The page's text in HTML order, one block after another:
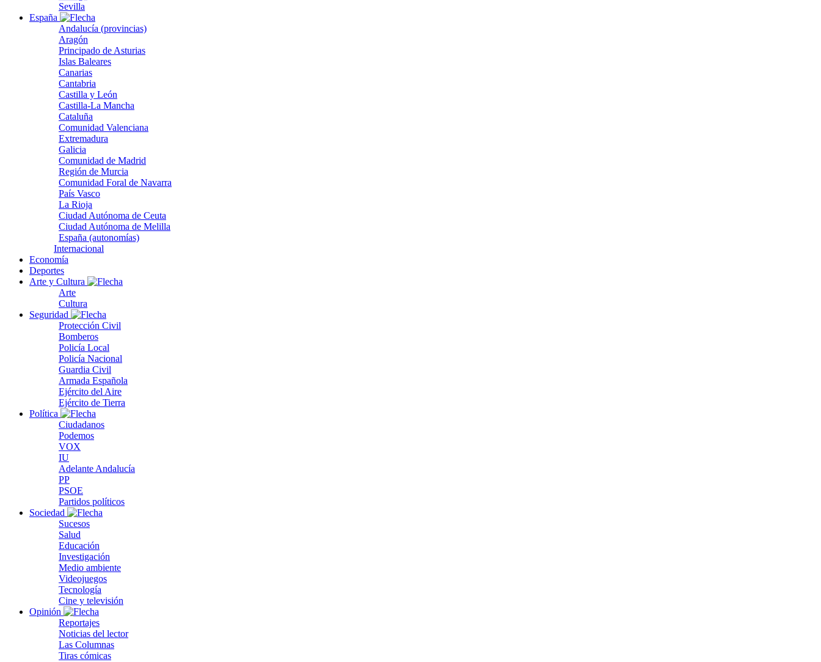
Sevilla
España
Andalucía (provincias)
Aragón
Principado de Asturias
Islas Baleares
Canarias
Cantabria
Castilla y León
Castilla-La Mancha
Cataluña
Comunidad Valenciana
Extremadura
Galicia
Comunidad de Madrid
Región de Murcia
Comunidad Foral de Navarra
País Vasco
La Rioja
Ciudad Autónoma de Ceuta
Ciudad Autónoma de Melilla
España (autonomías)
Internacional
Economía
Deportes
Arte y Cultura
Arte
Cultura
Seguridad
Protección Civil
Bomberos
Policía Local
Policía Nacional
Guardia Civil
Armada Española
Ejército del Aire
Ejército de Tierra
Política
Ciudadanos
Podemos
VOX
IU
Adelante Andalucía
PP
PSOE
Partidos políticos
Sociedad
Sucesos
Salud
Educación
Investigación
Medio ambiente
Videojuegos
Tecnología
Cine y televisión
Opinión
Reportajes
Noticias del lector
Las Columnas
Tiras cómicas